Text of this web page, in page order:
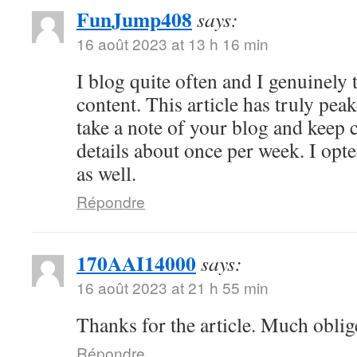
FunJump408 says:
16 août 2023 at 13 h 16 min
I blog quite often and I genuinely
content. This article has truly
take a note of your blog and keep
details about once per week. I
as well.
Répondre
170AAI14000says:
16 août 2023 at 21 h 55 min
Thanks for the article. Much
Répondre